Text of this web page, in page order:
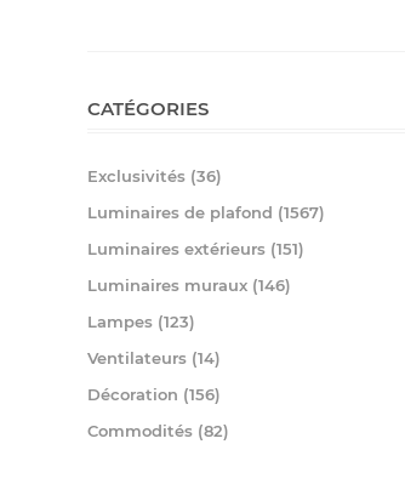
CATÉGORIES
Exclusivités (36)
Luminaires de plafond (1567)
Luminaires extérieurs (151)
Luminaires muraux (146)
Lampes (123)
Ventilateurs (14)
Décoration (156)
Commodités (82)